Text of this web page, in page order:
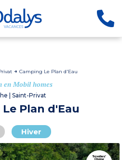
Camping Le Plan d'Eau
en Mobil homes
| Saint-Privat
Plan d'Eau
Hiver